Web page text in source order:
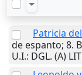
Patricia
de espanto; 8.
U.I.: DGL. (A)